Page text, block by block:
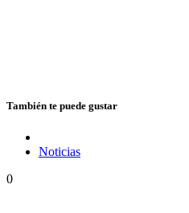
También te puede gustar
Noticias
0